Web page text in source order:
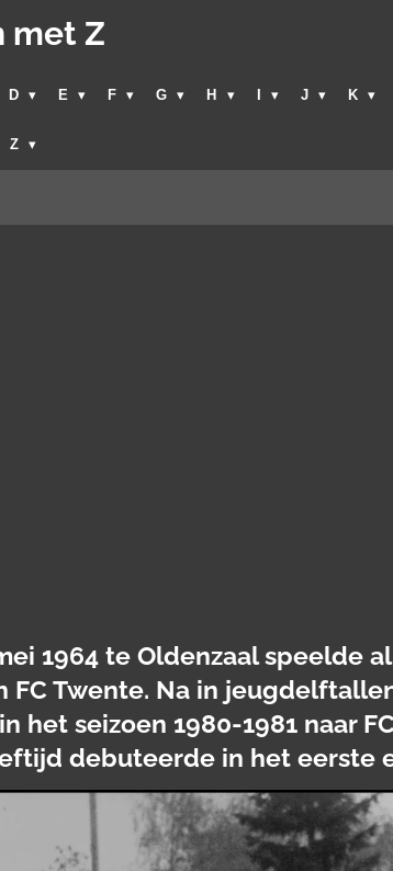
met Z
D E F G H J K
Z
1964 te Oldenzaal speelde
FC Twente. Na in
seizoen 1980-1981 naar
debuteerde in het